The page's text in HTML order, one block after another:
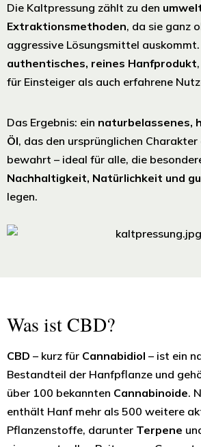
Die Kaltpressung zählt zu den
Extraktionsmethoden, da sie ganz
aggressive Lösungsmittel
authentisches, reines Hanfprodukt
für Einsteiger als auch erfahrene
Das Ergebnis: ein naturbelassenes,
Öl, das den ursprünglichen
bewahrt – ideal für alle, die
Nachhaltigkeit, Natürlichkeit und
legen.
Was ist CBD?
CBD – kurz für Cannabidiol – ist ein
Bestandteil der Hanfpflanze und
über 100 bekannten Cannabinoide.
enthält Hanf mehr als 500 weitere
Pflanzenstoffe, darunter Terpene